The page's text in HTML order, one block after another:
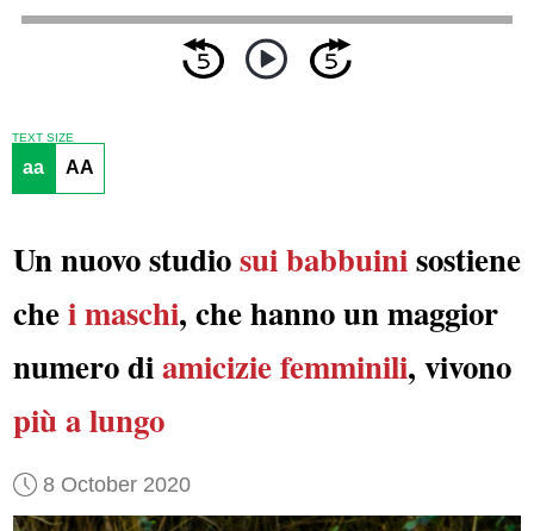
TEXT SIZE
aa AA
Un nuovo studiosui babbuinisostiene
chei maschi, che hanno un maggior
numero diamicizie femminili, vivono
più a lungo
8 October 2020